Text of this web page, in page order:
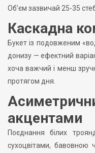
Обʼєм зазвичай 25-35
Каскадна
Букет із подовженим
донизу — ефектний
хоча важчий і менш
протягом дня.
акцентами
Поєднання білих
сухоцвітами,